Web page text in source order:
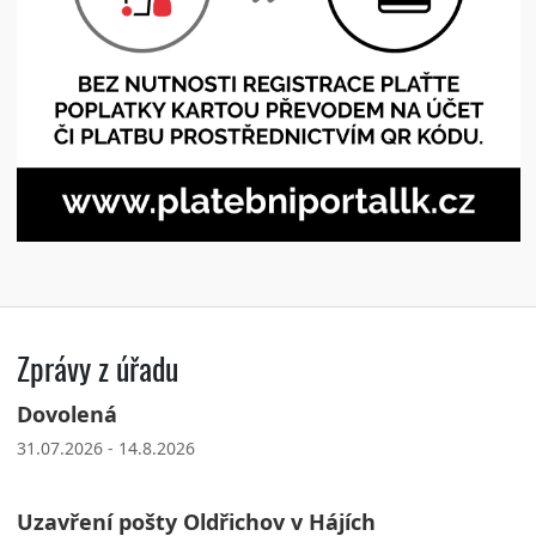
Zprávy z úřadu
Dovolená
31.07.2026 - 14.8.2026
Uzavření pošty Oldřichov v Hájích